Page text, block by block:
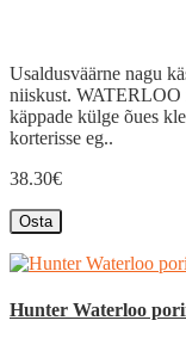
Usaldusväärne nagu
niiskust. WATERLOO
käppade külge õues
korterisse eg..
38.30€
Osta
Hunter Waterloo